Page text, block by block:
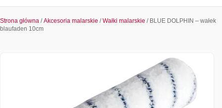
Strona główna /Akcesoria malarskie /Wałki malarskie / BLUE DOLPHIN – wałek
blaufaden 10cm